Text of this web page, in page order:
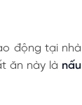
động tại nhà
ăn này là nấu